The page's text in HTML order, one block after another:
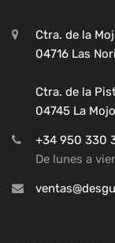
Ctra. de la
04716 Las
Ctra. de la
04745 La
+34 950 330
De lunes a